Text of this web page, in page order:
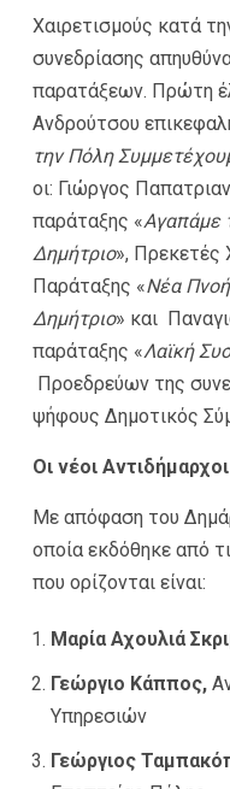
Χαιρετισμούς κατά
συνεδρίασης
παρατάξεων. Πρώτη
Ανδρούτσου
την Πόλη
οι: Γιώργος
παράταξης «Αγαπάμε
Δημήτριο», Πρεκετές
Παράταξης «Νέα
Δημήτριο» και
παράταξης «Λαϊκή
Προεδρεύων της
ψήφους Δημοτικός
Οι νέοι Αντιδήμαρχοι
Με απόφαση του
οποία εκδόθηκε από
που ορίζονται είναι:
Μαρία Αχουλιά
Γεώργιο Κάππος,
Υπηρεσιών
Γεώργιος